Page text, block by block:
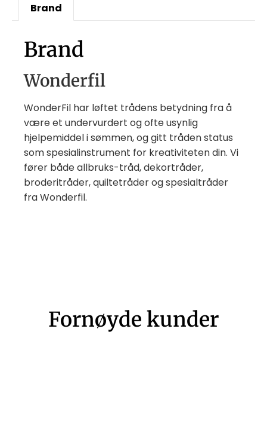
Brand
Brand
Wonderfil
WonderFil har løftet trådens betydning fra å
være et undervurdert og ofte usynlig
hjelpemiddel i sømmen, og gitt tråden status
som spesialinstrument for kreativiteten din. Vi
fører både allbruks-tråd, dekortråder,
broderitråder, quiltetråder og spesialtråder
fra Wonderfil.
Fornøyde kunder